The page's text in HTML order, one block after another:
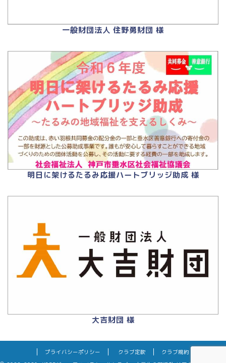
一般財団法人 住野勇財団 様
明日に架けるたるみ応援ハートブリッジ助成 様
大吉財団 様
プライバシーポリシー クラブ定款
クラブ規約